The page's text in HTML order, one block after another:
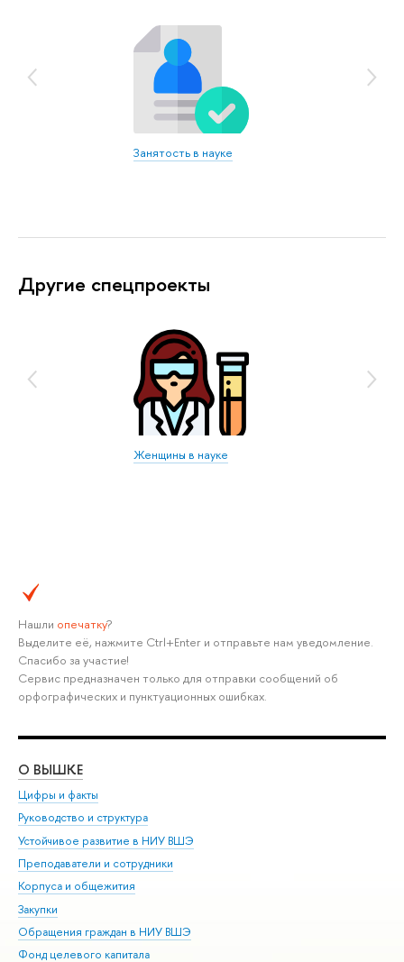
Занятость в науке
Другие спецпроекты
Женщины в науке
Нашли опечатку?
Выделите её, нажмите Ctrl+Enter и отправьте нам уведомление.
Спасибо за участие!
Сервис предназначен только для отправки сообщений об
орфографических и пунктуационных ошибках.
О ВЫШКЕ
Цифры и факты
Руководство и структура
Устойчивое развитие в НИУ ВШЭ
Преподаватели и сотрудники
Корпуса и общежития
Закупки
Обращения граждан в НИУ ВШЭ
Фонд целевого капитала